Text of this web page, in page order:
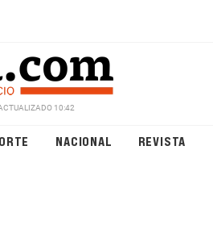
10:42
NACIONAL REVISTA